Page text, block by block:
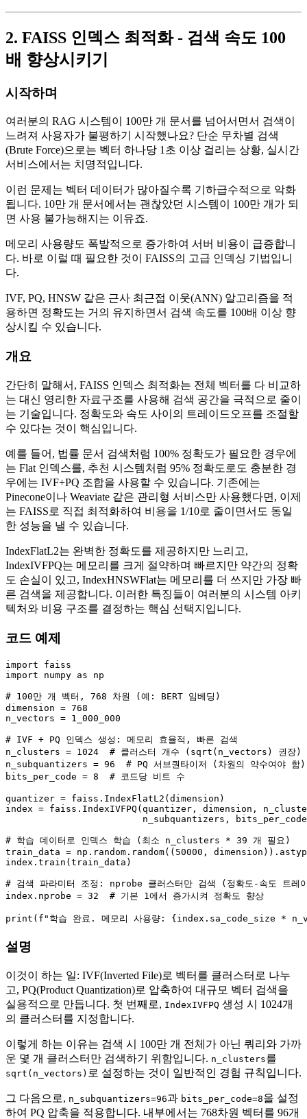
2. FAISS 인덱스 최적화 - 검색 속도 100
배 향상시키기
시작하며
여러분의 RAG 시스템이 100만 개 문서를 넘어서면서 검색이
느려져 사용자가 불평하기 시작했나요? 단순 무차별 검색
(Brute Force)으로는 벡터 하나당 1초 이상 걸리는 상황, 실시간
서비스에서는 치명적입니다.
이런 문제는 벡터 데이터가 많아질수록 기하급수적으로 악화
됩니다. 10만 개 문서에서는 괜찮았던 시스템이 100만 개가 되
면 사용 불가능해지는 이유죠.
메모리 사용량도 폭발적으로 증가하여 서버 비용이 급증합니
다. 바로 이럴 때 필요한 것이 FAISS의 고급 인덱싱 기법입니
다.
IVF, PQ, HNSW 같은 근사 최근접 이웃(ANN) 알고리즘을 적
용하면 정확도는 거의 유지하면서 검색 속도를 100배 이상 향
상시킬 수 있습니다.
개요
간단히 말해서, FAISS 인덱스 최적화는 전체 벡터를 다 비교하
는 대신 영리한 자료구조를 사용해 검색 공간을 극적으로 줄이
는 기술입니다. 정확도와 속도 사이의 트레이드오프를 조절할
수 있다는 것이 핵심입니다.
예를 들어, 법률 문서 검색처럼 100% 정확도가 필요한 경우에
는 Flat 인덱스를, 추천 시스템처럼 95% 정확도로도 충분한 경
우에는 IVF+PQ 조합을 사용할 수 있습니다. 기존에는
Pinecone이나 Weaviate 같은 관리형 서비스만 사용했다면, 이제
는 FAISS로 직접 최적화하여 비용을 1/10로 줄이면서도 동일
한 성능을 낼 수 있습니다.
IndexFlatL2는 완벽한 정확도를 제공하지만 느리고,
IndexIVFPQ는 메모리를 크게 절약하며 빠르지만 약간의 정확
도 손실이 있고, IndexHNSWFlat는 메모리를 더 쓰지만 가장 빠
른 검색을 제공합니다. 이러한 특징들이 여러분의 시스템 아키
텍처와 비용 구조를 결정하는 핵심 선택지입니다.
코드 예제
import
import numpy as np
# 100만 개 벡터, 768 차원 (예: BERT 임베딩)
dimension = 768
n_vectors = 1_000_000
# IVF + PQ 인덱스 생성: 메모리 효율적, 빠른 검색
n_clusters = 1024
# 클러스터 개수 (sqrt(n_vectors) 권장)
n_subquantizers = 96
# PQ 서브퀀타이저 (차원의 약수여야 함)
bits_per_code = 8 # 코드당 비트 수
quantizer = faiss.IndexFlatL2(dimension)
index = faiss.IndexIVFPQ(quantizer, dimension,
n_subquantizers,
# 학습 데이터로 인덱스 학습 (최소 n_clusters * 39 개 필요)
train_data = np.random.random(( 50000 ,
index.train(train_data)
# 검색 파라미터 조정: nprobe 클러스터만 검색 (정확도-속도 트레
index.nprobe = 32 # 기본 1에서 증가시켜 정확도 향상
print ( f"학습 완료. 메모리 사용량: {index.sa_code_size *
설명
이것이 하는 일: IVF(Inverted File)로 벡터를 클러스터로 나누
고, PQ(Product Quantization)로 압축하여 대규모 벡터 검색을
실용적으로 만듭니다. 첫 번째로, IndexIVFPQ 생성 시 1024개
의 클러스터를 지정합니다.
이렇게 하는 이유는 검색 시 100만 개 전체가 아닌 쿼리와 가까
운 몇 개 클러스터만 검색하기 위함입니다. n_clusters를
sqrt(n_vectors) 로 설정하는 것이 일반적인 경험 규칙입니다.
그 다음으로, n_subquantizers=96과 bits_per_code=8을 설정
하여 PQ 압축을 적용합니다. 내부에서는 768차원 벡터를 96개